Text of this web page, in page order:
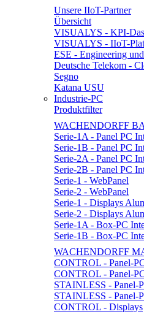
Unsere IIoT-Partner
Übersicht
VISUALYS - KPI-
VISUALYS - IIoT-
ESE - Engineering
Deutsche Telekom -
Segno
Katana USU
Industrie-PC
Produktfilter
WACHENDORFF
Serie-1A - Panel PC
Serie-1B - Panel PC
Serie-2A - Panel PC
Serie-2B - Panel PC
Serie-1 - WebPanel
Serie-2 - WebPanel
Serie-1 - Displays
Serie-2 - Displays
Serie-1A - Box-PC
Serie-1B - Box-PC
WACHENDORFF
CONTROL - Panel-
CONTROL - Panel-
STAINLESS - Panel-
STAINLESS - Panel-
CONTROL - Displays